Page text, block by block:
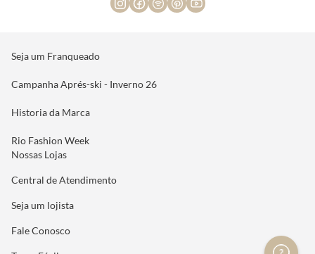
Seja um Franqueado
Campanha Aprés-ski - Inverno 26
Historia da Marca
Rio Fashion Week
Nossas Lojas
Central de Atendimento
Seja um lojista
Fale Conosco